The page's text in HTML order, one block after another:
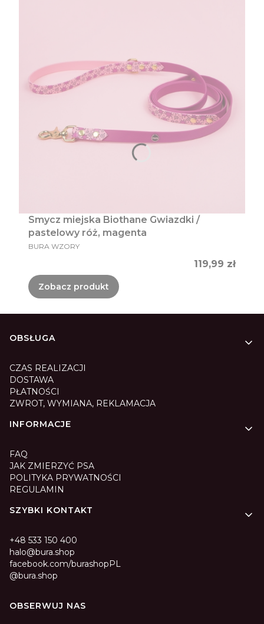
Smycz miejska Biothane Gwiazdki /
pastelowy róż, magenta
PRODUCENT
BURA WZORY
Cena
119,99 zł
Zobacz produkt
Linki w stopce
OBSŁUGA
CZAS REALIZACJI
DOSTAWA
PŁATNOŚCI
ZWROT, WYMIANA, REKLAMACJA
INFORMACJE
FAQ
JAK ZMIERZYĆ PSA
POLITYKA PRYWATNOŚCI
REGULAMIN
SZYBKI KONTAKT
+48 533 150 400
halo@bura.shop
facebook.com/burashopPL
@bura.shop
OBSERWUJ NAS